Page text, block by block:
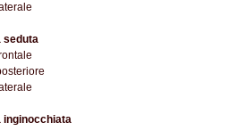
seduta
inginocchiata